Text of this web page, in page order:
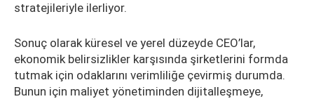
stratejileriyle ilerliyor.
Sonuç olarak küresel ve yerel düzeyde CEO’lar,
ekonomik belirsizlikler karşısında şirketlerini formda
tutmak için odaklarını verimliliğe çevirmiş durumda.
Bunun için maliyet yönetiminden dijitalleşmeye,